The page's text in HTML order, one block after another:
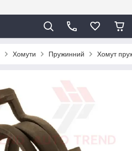
Хомути Пружинний Хомут